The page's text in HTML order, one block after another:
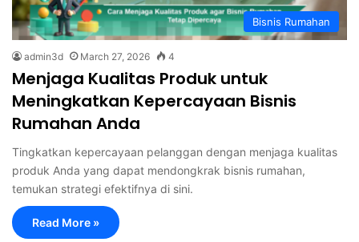
Bisnis Rumahan
admin3d March 27, 2026 4
Menjaga Kualitas Produk untuk
Meningkatkan Kepercayaan Bisnis
Rumahan Anda
Tingkatkan kepercayaan pelanggan dengan menjaga kualitas
produk Anda yang dapat mendongkrak bisnis rumahan,
temukan strategi efektifnya di sini.
Read More »